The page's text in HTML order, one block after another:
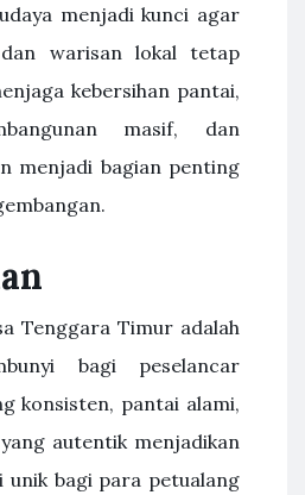
menjadi kunci agar
warisan lokal tetap
kebersihan pantai,
masif, dan
menjadi bagian penting
Tenggara Timur adalah
bagi peselancar
konsisten, pantai alami,
autentik menjadikan
unik bagi para petualang